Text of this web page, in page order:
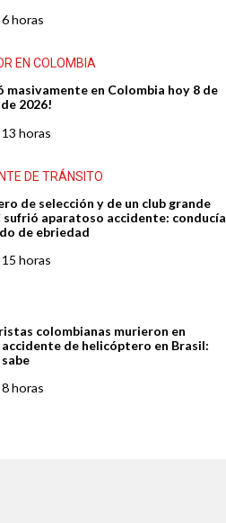
6 horas
EN COLOMBIA
masivamente en Colombia hoy 8 de
2026!
13 horas
DE TRÁNSITO
de selección y de un club grande
sufrió aparatoso accidente: conducía
de ebriedad
15 horas
colombianas murieron en
de helicóptero en Brasil:
8 horas